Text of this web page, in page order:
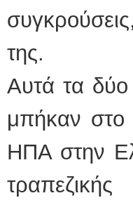
της.
Αυτά τα δύο
μπήκαν στο
ΗΠΑ στην